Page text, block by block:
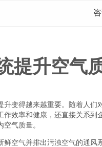
提升空气
变得越来越重要。随着人们
作效率和健康，还直接关系
气质量。
空气并排出污浊空气的通风